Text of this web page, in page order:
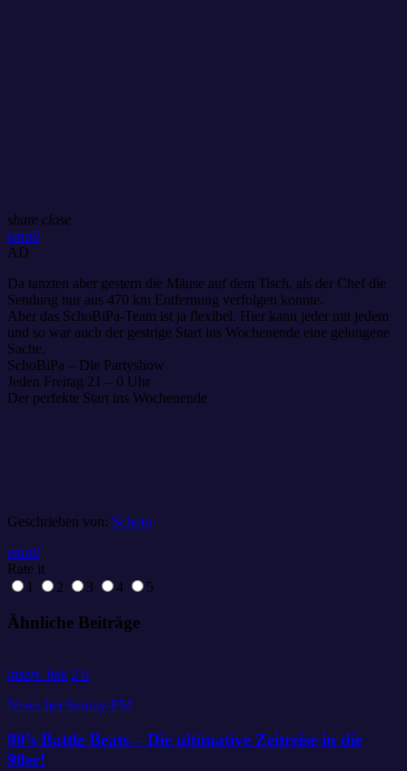
share close
email
AD
Da tanzten aber gestern die Mäuse auf dem Tisch, als der Chef die
Sendung nur aus 470 km Entfernung verfolgen konnte.
Aber das SchoBiPa-Team ist ja flexibel. Hier kann jeder mit jedem
und so war auch der gestrige Start ins Wochenende eine gelungene
Sache.
SchoBiPa – Die Partyshow
Jeden Freitag 21 – 0 Uhr
Der perfekte Start ins Wochenende
Geschrieben von: Schoto
email
Rate it
1
2 3 4 5
Ähnliche Beiträge
insert_link 2 6
News bei Sunray-FM
90’s Battle Beats – Die ultimative Zeitreise in die
90er!